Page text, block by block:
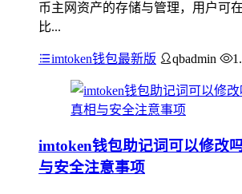
币主网资产的存储与管理，用户可
比...
imtoken钱包最新版 qbadmin
imtoken钱包助记词可以修改
与安全注意事项